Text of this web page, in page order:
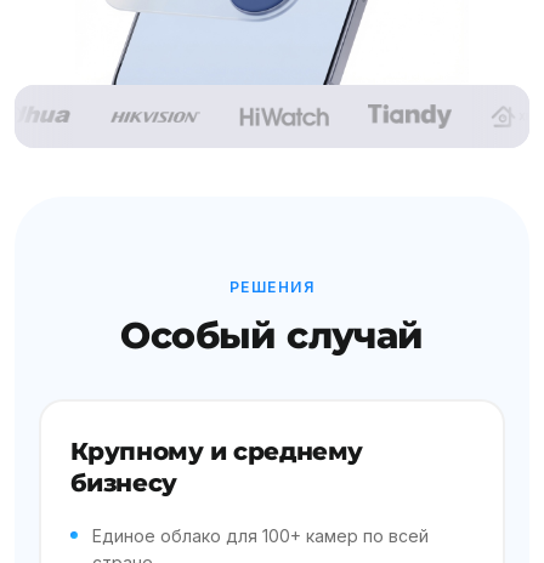
РЕШЕНИЯ
Особый случай
Крупному и среднему
бизнесу
Единое облако для 100+ камер по всей